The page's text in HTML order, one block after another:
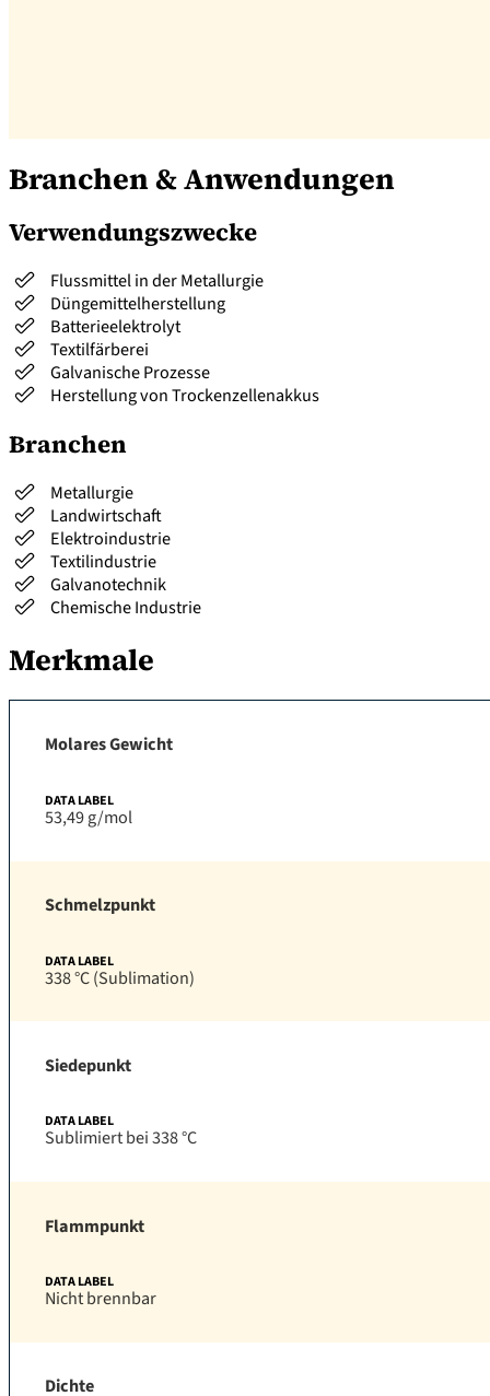
Branchen & Anwendungen
Verwendungszwecke
Flussmittel in der Metallurgie
Düngemittelherstellung
Batterieelektrolyt
Textilfärberei
Galvanische Prozesse
Herstellung von Trockenzellenakkus
Branchen
Metallurgie
Landwirtschaft
Elektroindustrie
Textilindustrie
Galvanotechnik
Chemische Industrie
Merkmale
Molares Gewicht
53,49 g/mol
Schmelzpunkt
338 °C (Sublimation)
Siedepunkt
Sublimiert bei 338 °C
Flammpunkt
Nicht brennbar
Dichte